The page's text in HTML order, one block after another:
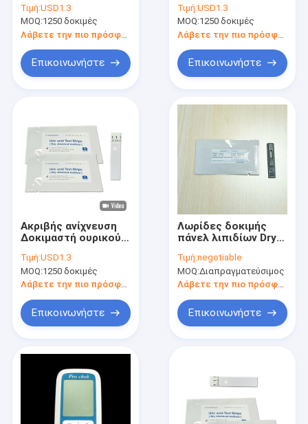
Προϊόντα
Περίπου εμείς
ορού δοκιμής
ουρικού οξέος
Τιμή:USD1.3
MOQ:1250 δοκιμές
Λάβετε την πιο πρόσφατη τιμή
Επικοινωνήστε
ουρικές όξινες για
το νοσοκομείο
κλινικό
Τιμή:USD1.3
MOQ:1250 δοκιμές
Επικοινωνήστε
Ακριβής ανίχνευση
Δοκιμαστή ουρικού
ουρικής αρθρίτιδας
για νοσοκομείο
Τιμή:USD1.3
MOQ:1250 δοκιμές
Λάβετε την πιο πρόσφατη τιμή
Επικοινωνήστε
Λωρίδες δοκιμής
πάνελ λιπιδίων Dry
Προφίλ λιπιδίων
Δοκιμή ουρικού
οξέος / κρεατινίνης
Τιμή:negotiable
MOQ:Διαπραγματεύσιμος
Λάβετε την πιο πρόσφατη τιμή
Επικοινωνήστε